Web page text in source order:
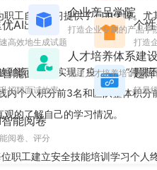
优AI出题
高效地生成试题
能面试
招聘面试效率
能阅卷
阅卷、评分
个
打造
题
轻量
效果
企业产品学院
打造企业专属的产品学
人才培养体系建设
搭建人才培养培训考核
工自主学习提供了有力保障。
该模块，实现了疫情期间“停课不
个人积分前3名和区队整体积分
的了解自己的学习情况。
职工建立安全技能培训学习个